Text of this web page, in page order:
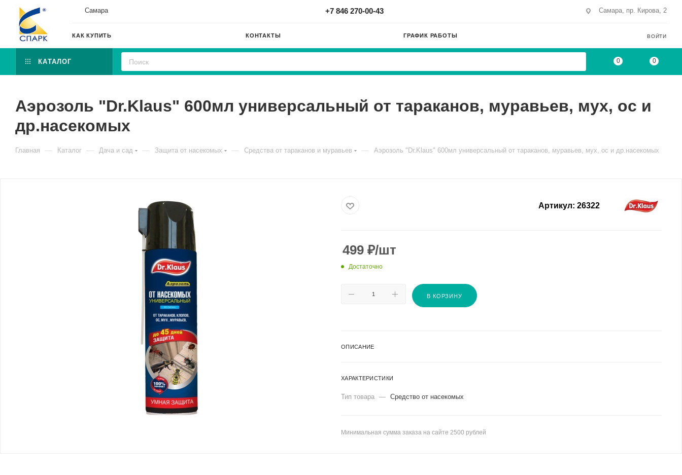
Самара +7 846 270-00-43 Самара, пр. Кирова, 2
КАК КУПИТЬ КОНТАКТЫ ГРАФИК РАБОТЫ ВОЙТИ
КАТАЛОГ 0 0
Аэрозоль "Dr.Klaus" 600мл универсальный от тараканов, муравьев, мух, ос и
др.насекомых
Главная — Каталог — Дача и сад — Защита от насекомых — Средства от тараканов и муравьев — Аэрозоль "Dr.Klaus" 600мл универсальный от тараканов, муравьев, мух, ос и др.насекомых
Артикул: 26322
499 ₽/шт
Достаточно
В КОРЗИНУ
ОПИСАНИЕ
ХАРАКТЕРИСТИКИ
Тип товара — Средство от насекомых
Минимальная сумма заказа на сайте 2500 рублей